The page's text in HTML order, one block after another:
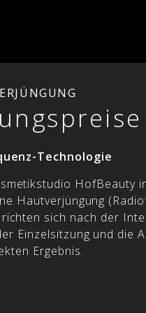
Technologie
HofBeauty
Hautverjüngung
sich nach der
Einzelsitzung und die
Ergebnis.